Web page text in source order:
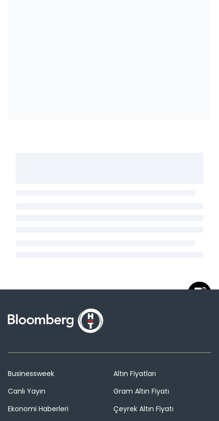
Businessweek
Canlı Yayın
Ekonomi Haberleri
Altın Fiyatları
Gram Altın Fiyatı
Çeyrek Altın Fiyatı